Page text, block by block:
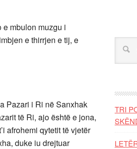
mbulon muzgu i
e thirrjen e tij, e
Pazari i Ri në Sanxhak
të Ri, ajo është e jona,
afrohemi qytetit të vjetër
duke iu drejtuar
TRI